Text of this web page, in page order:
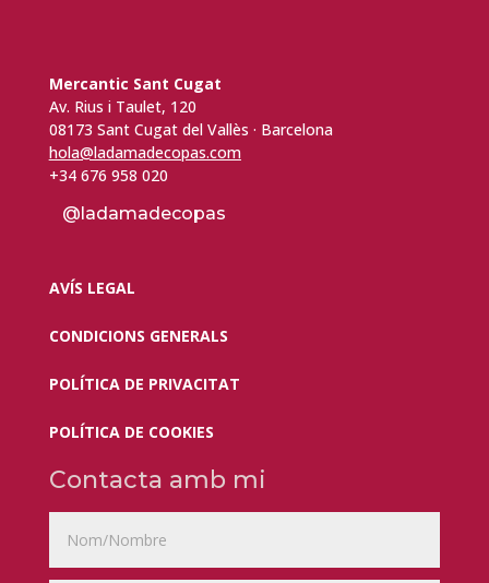
Mercantic Sant Cugat
Av. Rius i Taulet, 120
08173 Sant Cugat del Vallès · Barcelona
hola@ladamadecopas.com
+34 676 958 020
@ladamadecopas
AVÍS LEGAL
CONDICIONS GENERALS
POLÍTICA DE PRIVACITAT
POLÍTICA DE COOKIES
Contacta amb mi